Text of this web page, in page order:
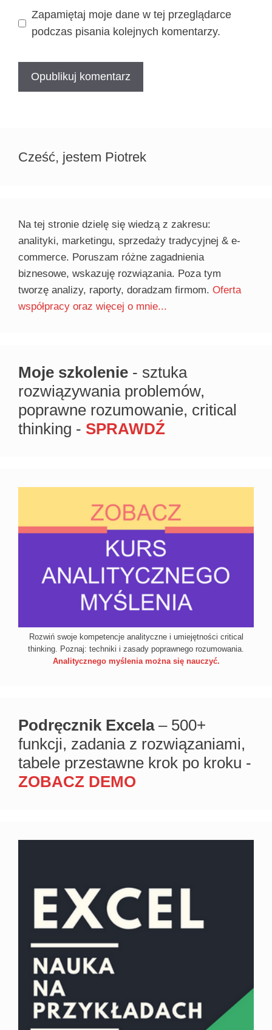
Zapamiętaj moje dane w tej przeglądarce
podczas pisania kolejnych komentarzy.
Cześć, jestem Piotrek
Na tej stronie dzielę się wiedzą z zakresu:
analityki, marketingu, sprzedaży tradycyjnej & e-
commerce. Poruszam różne zagadnienia
biznesowe, wskazuję rozwiązania. Poza tym
tworzę analizy, raporty, doradzam firmom. Oferta
współpracy oraz więcej o mnie...
Moje szkolenie - sztuka
rozwiązywania problemów,
poprawne rozumowanie, critical
thinking - SPRAWDŹ
Rozwiń swoje kompetencje analityczne i umiejętności critical
thinking. Poznaj: techniki i zasady poprawnego rozumowania.
Analitycznego myślenia można się nauczyć.
Podręcznik Excela– 500+
funkcji, zadania z rozwiązaniami,
tabele przestawne krok po kroku -
ZOBACZ DEMO